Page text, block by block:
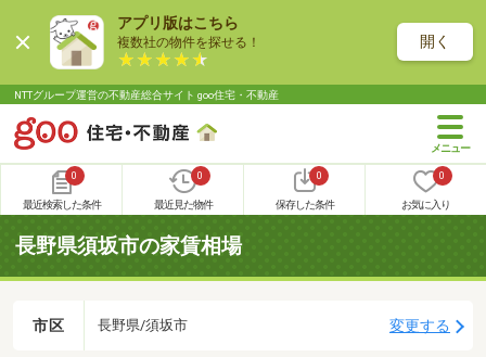
アプリ版はこちら
複数社の物件を探せる！ 開く
NTTグループ運営の不動産総合サイト goo住宅・不動産
0
最近検索した条件
0
最近見た物件
0
保存した条件
0
お気に入り
長野県須坂市の家賃相場
市区 長野県/須坂市 変更する